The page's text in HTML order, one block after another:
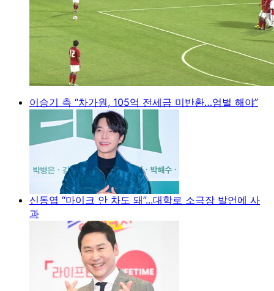
이승기 측 “차가원, 105억 전세금 미반환…엄벌 해야”
신동엽 “마이크 안 차도 돼”...대학로 소극장 발언에 사
과